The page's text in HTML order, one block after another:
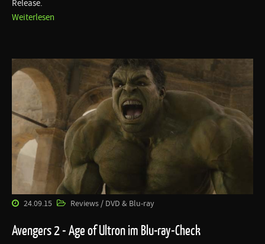
Release.
Weiterlesen
24.09.15 Reviews / DVD & Blu-ray
Avengers 2 - Age of Ultron im Blu-ray-Check